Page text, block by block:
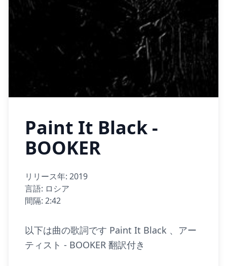
Paint It Black -
BOOKER
リリース年: 2019
言語: ロシア
間隔: 2:42
以下は曲の歌詞です Paint It Black 、アー
ティスト - BOOKER 翻訳付き